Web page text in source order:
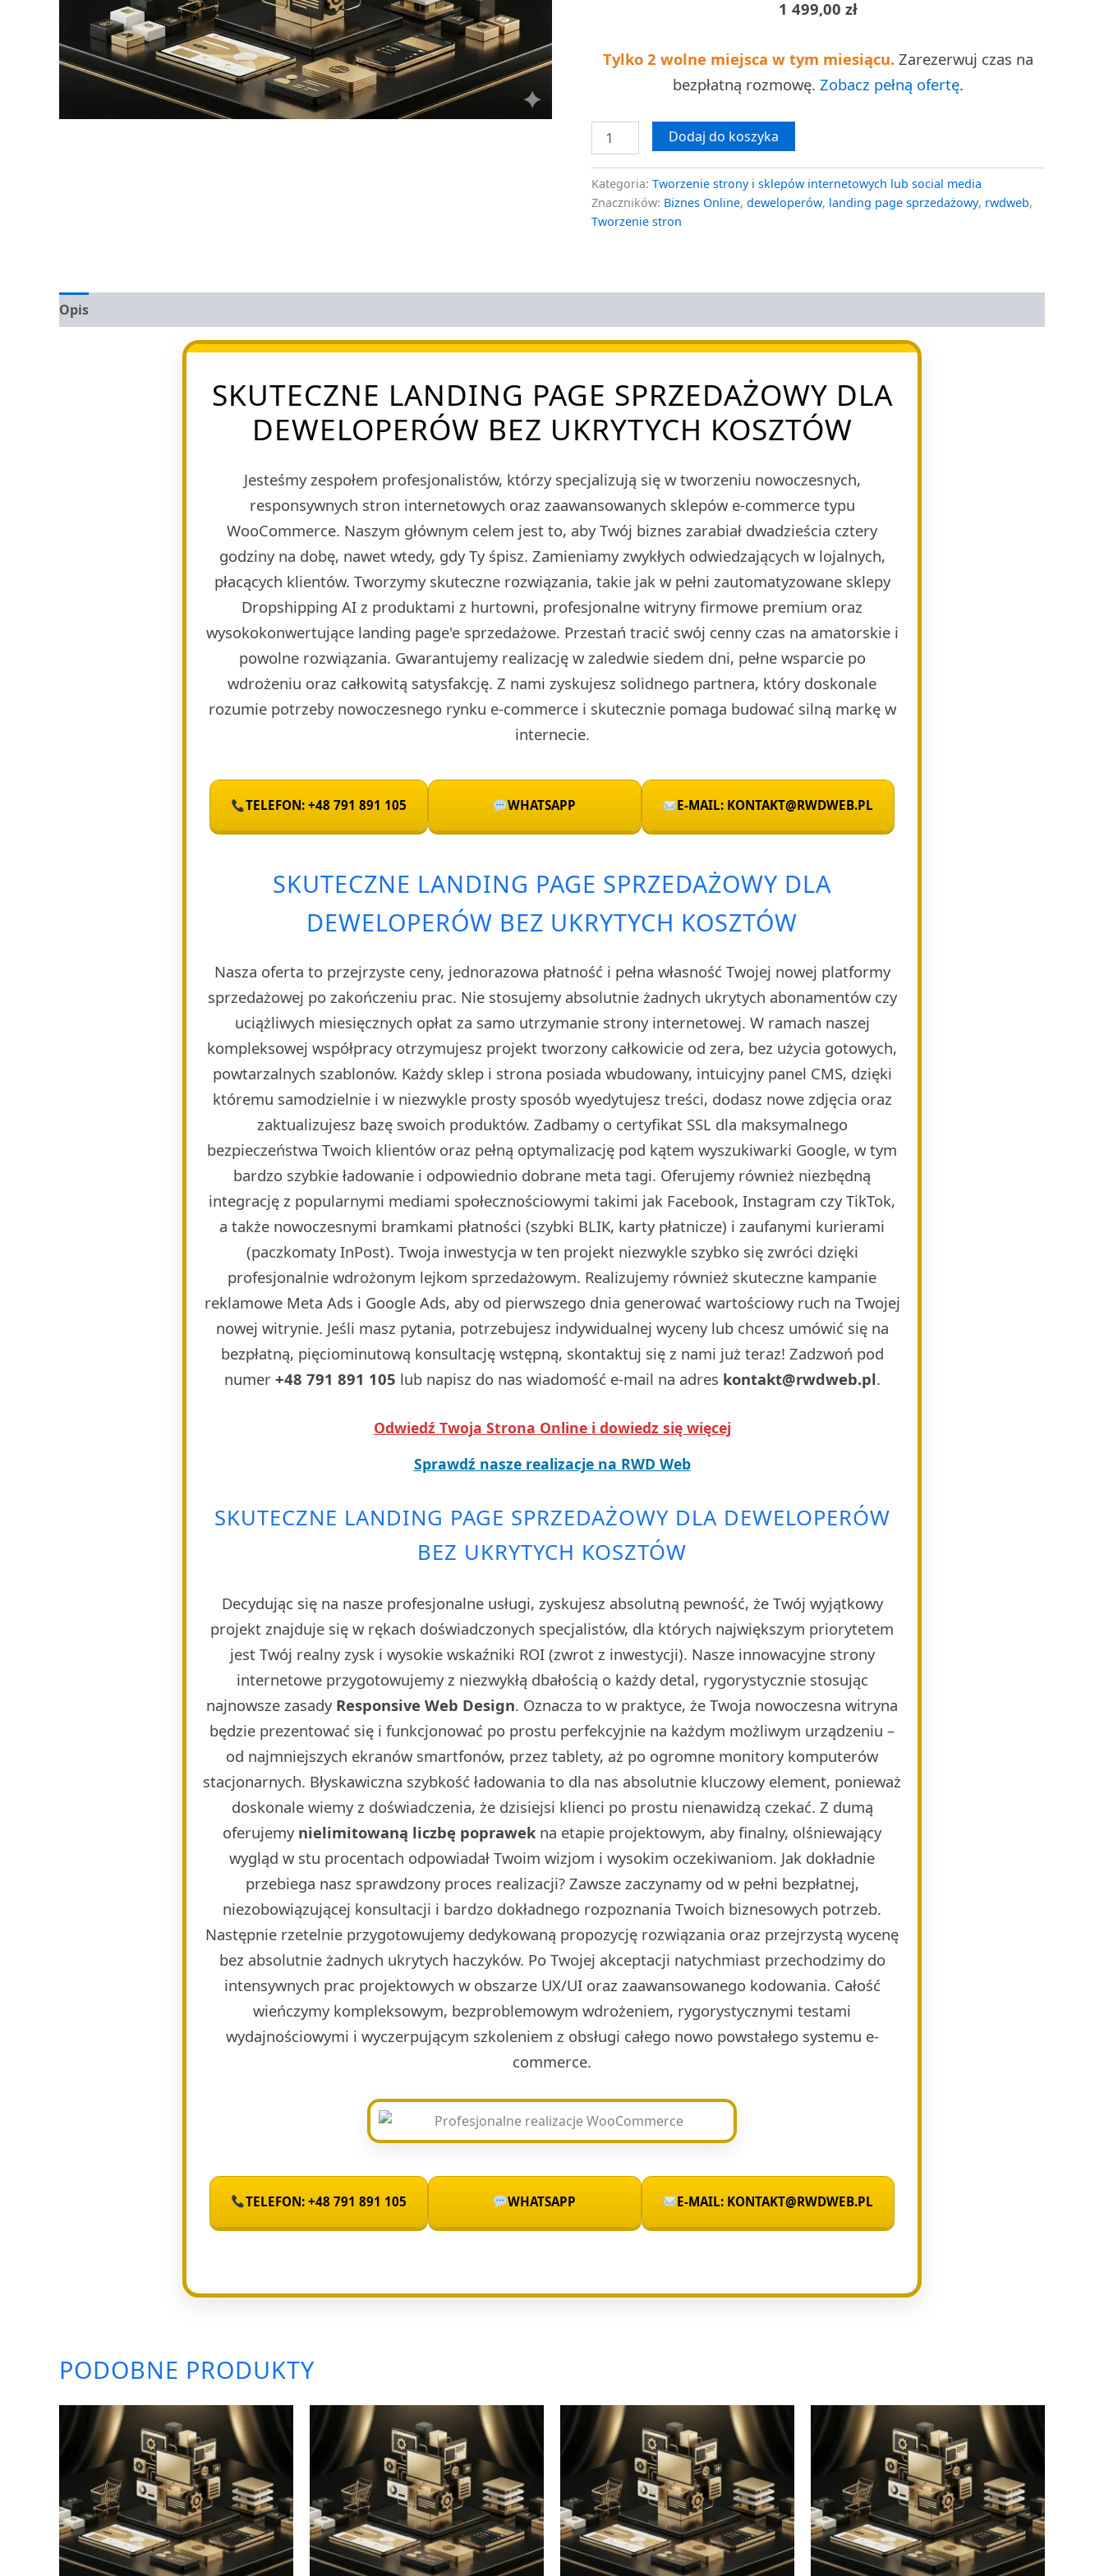
1 499,00 zł
Tylko 2 wolne miejsca w tym miesiącu. Zarezerwuj czas na
bezpłatną rozmowę. Zobacz pełną ofertę.
Dodaj do koszyka
Kategoria: Tworzenie strony i sklepów internetowych lub social media
Znaczników: Biznes Online, deweloperów, landing page sprzedażowy, rwdweb,
Tworzenie stron
Opis
SKUTECZNE LANDING PAGE SPRZEDAŻOWY DLA
DEWELOPERÓW BEZ UKRYTYCH KOSZTÓW
Jesteśmy zespołem profesjonalistów, którzy specjalizują się w tworzeniu nowoczesnych,
responsywnych stron internetowych oraz zaawansowanych sklepów e-commerce typu
WooCommerce. Naszym głównym celem jest to, aby Twój biznes zarabiał dwadzieścia cztery
godziny na dobę, nawet wtedy, gdy Ty śpisz. Zamieniamy zwykłych odwiedzających w lojalnych,
płacących klientów. Tworzymy skuteczne rozwiązania, takie jak w pełni zautomatyzowane sklepy
Dropshipping AI z produktami z hurtowni, profesjonalne witryny firmowe premium oraz
wysokokonwertujące landing page'e sprzedażowe. Przestań tracić swój cenny czas na amatorskie i
powolne rozwiązania. Gwarantujemy realizację w zaledwie siedem dni, pełne wsparcie po
wdrożeniu oraz całkowitą satysfakcję. Z nami zyskujesz solidnego partnera, który doskonale
rozumie potrzeby nowoczesnego rynku e-commerce i skutecznie pomaga budować silną markę w
internecie.
TELEFON: +48 791 891 105 WHATSAPP E-MAIL: KONTAKT@RWDWEB.PL
SKUTECZNE LANDING PAGE SPRZEDAŻOWY DLA
DEWELOPERÓW BEZ UKRYTYCH KOSZTÓW
Nasza oferta to przejrzyste ceny, jednorazowa płatność i pełna własność Twojej nowej platformy
sprzedażowej po zakończeniu prac. Nie stosujemy absolutnie żadnych ukrytych abonamentów czy
uciążliwych miesięcznych opłat za samo utrzymanie strony internetowej. W ramach naszej
kompleksowej współpracy otrzymujesz projekt tworzony całkowicie od zera, bez użycia gotowych,
powtarzalnych szablonów. Każdy sklep i strona posiada wbudowany, intuicyjny panel CMS, dzięki
któremu samodzielnie i w niezwykle prosty sposób wyedytujesz treści, dodasz nowe zdjęcia oraz
zaktualizujesz bazę swoich produktów. Zadbamy o certyfikat SSL dla maksymalnego
bezpieczeństwa Twoich klientów oraz pełną optymalizację pod kątem wyszukiwarki Google, w tym
bardzo szybkie ładowanie i odpowiednio dobrane meta tagi. Oferujemy również niezbędną
integrację z popularnymi mediami społecznościowymi takimi jak Facebook, Instagram czy TikTok,
a także nowoczesnymi bramkami płatności (szybki BLIK, karty płatnicze) i zaufanymi kurierami
(paczkomaty InPost). Twoja inwestycja w ten projekt niezwykle szybko się zwróci dzięki
profesjonalnie wdrożonym lejkom sprzedażowym. Realizujemy również skuteczne kampanie
reklamowe Meta Ads i Google Ads, aby od pierwszego dnia generować wartościowy ruch na Twojej
nowej witrynie. Jeśli masz pytania, potrzebujesz indywidualnej wyceny lub chcesz umówić się na
bezpłatną, pięciominutową konsultację wstępną, skontaktuj się z nami już teraz! Zadzwoń pod
numer +48 791 891 105 lub napisz do nas wiadomość e-mail na adres kontakt@rwdweb.pl.
Odwiedź Twoja Strona Online i dowiedz się więcej
Sprawdź nasze realizacje na RWD Web
SKUTECZNE LANDING PAGE SPRZEDAŻOWY DLA DEWELOPERÓW
BEZ UKRYTYCH KOSZTÓW
Decydując się na nasze profesjonalne usługi, zyskujesz absolutną pewność, że Twój wyjątkowy
projekt znajduje się w rękach doświadczonych specjalistów, dla których największym priorytetem
jest Twój realny zysk i wysokie wskaźniki ROI (zwrot z inwestycji). Nasze innowacyjne strony
internetowe przygotowujemy z niezwykłą dbałością o każdy detal, rygorystycznie stosując
najnowsze zasady Responsive Web Design. Oznacza to w praktyce, że Twoja nowoczesna witryna
będzie prezentować się i funkcjonować po prostu perfekcyjnie na każdym możliwym urządzeniu –
od najmniejszych ekranów smartfonów, przez tablety, aż po ogromne monitory komputerów
stacjonarnych. Błyskawiczna szybkość ładowania to dla nas absolutnie kluczowy element, ponieważ
doskonale wiemy z doświadczenia, że dzisiejsi klienci po prostu nienawidzą czekać. Z dumą
oferujemy nielimitowaną liczbę poprawek na etapie projektowym, aby finalny, olśniewający
wygląd w stu procentach odpowiadał Twoim wizjom i wysokim oczekiwaniom. Jak dokładnie
przebiega nasz sprawdzony proces realizacji? Zawsze zaczynamy od w pełni bezpłatnej,
niezobowiązującej konsultacji i bardzo dokładnego rozpoznania Twoich biznesowych potrzeb.
Następnie rzetelnie przygotowujemy dedykowaną propozycję rozwiązania oraz przejrzystą wycenę
bez absolutnie żadnych ukrytych haczyków. Po Twojej akceptacji natychmiast przechodzimy do
intensywnych prac projektowych w obszarze UX/UI oraz zaawansowanego kodowania. Całość
wieńczymy kompleksowym, bezproblemowym wdrożeniem, rygorystycznymi testami
wydajnościowymi i wyczerpującym szkoleniem z obsługi całego nowo powstałego systemu e-
commerce.
TELEFON: +48 791 891 105 WHATSAPP E-MAIL: KONTAKT@RWDWEB.PL
PODOBNE PRODUKTY